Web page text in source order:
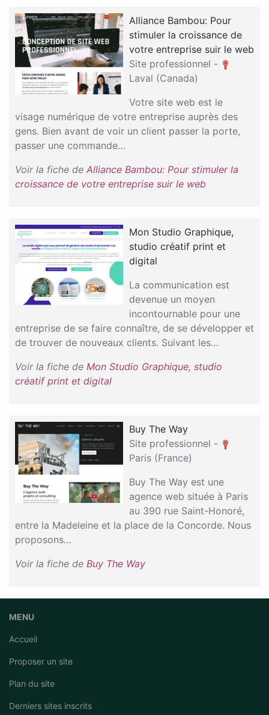
Alliance Bambou: Pour
stimuler la croissance de
votre entreprise suir le web
Site professionnel -
Laval (Canada)
Votre site web est le
visage numérique de votre entreprise auprès des
gens. Bien avant de voir un client passer la porte,
passer une commande…
Voir la fiche de Alliance Bambou: Pour stimuler la
croissance de votre entreprise suir le web
Mon Studio Graphique,
studio créatif print et
digital
La communication est
devenue un moyen
incontournable pour une
entreprise de se faire connaître, de se développer et
de trouver de nouveaux clients. Suivant les…
Voir la fiche de Mon Studio Graphique, studio
créatif print et digital
Buy The Way
Site professionnel -
Paris (France)
Buy The Way est une
agence web située à Paris
au 390 rue Saint-Honoré,
entre la Madeleine et la place de la Concorde. Nous
proposons…
Voir la fiche de Buy The Way
MENU
Accueil
Proposer un site
Plan du site
Derniers sites inscrits